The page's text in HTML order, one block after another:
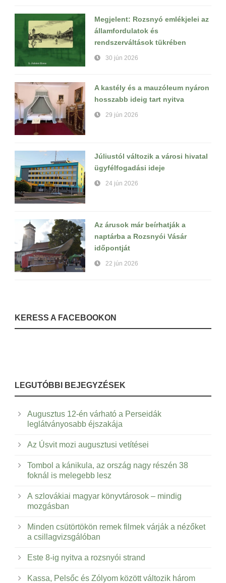
Megjelent: Rozsnyó emlékjelei az
államfordulatok és
rendszerváltások tükrében
30 jún 2026
A kastély és a mauzóleum nyáron
hosszabb ideig tart nyitva
29 jún 2026
Júliustól változik a városi hivatal
ügyfélfogadási ideje
24 jún 2026
Az árusok már beírhatják a
naptárba a Rozsnyói Vásár
időpontját
22 jún 2026
KERESS A FACEBOOKON
LEGUTÓBBI BEJEGYZÉSEK
Augusztus 12-én várható a Perseidák
leglátványosabb éjszakája
Az Úsvit mozi augusztusi vetítései
Tombol a kánikula, az ország nagy részén 38
foknál is melegebb lesz
A szlovákiai magyar könyvtárosok – mindig
mozgásban
Minden csütörtökön remek filmek várják a nézőket
a csillagvizsgálóban
Este 8-ig nyitva a rozsnyói strand
Kassa, Pelsőc és Zólyom között változik három